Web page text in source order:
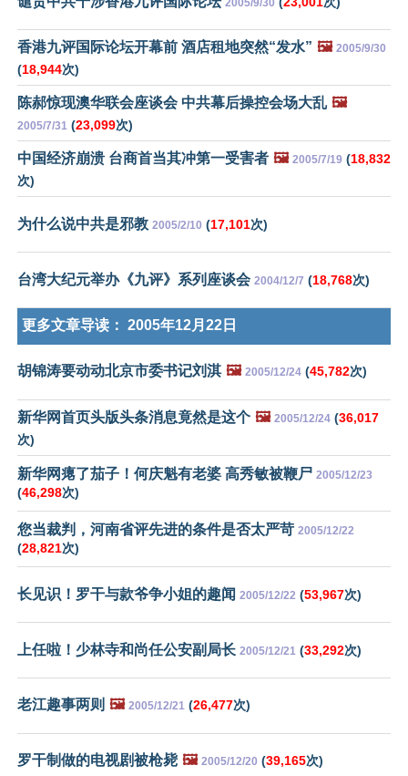
香港九评国际论坛开幕前 酒店租地突然“发水” 🖼️ 2005/9/30
(18,944次)
陈郝惊现澳华联会座谈会 中共幕后操控会场大乱 🖼️
2005/7/31 (23,099次)
中国经济崩溃 台商首当其冲第一受害者 🖼️ 2005/7/19 (18,832
次)
为什么说中共是邪教 2005/2/10 (17,101次)
台湾大纪元举办《九评》系列座谈会 2004/12/7 (18,768次)
更多文章导读： 2005年12月22日
胡锦涛要动动北京市委书记刘淇 🖼️ 2005/12/24 (45,782次)
新华网首页头版头条消息竟然是这个 🖼️ 2005/12/24 (36,017
次)
新华网瘪了茄子！何庆魁有老婆 高秀敏被鞭尸 2005/12/23
(46,298次)
您当裁判，河南省评先进的条件是否太严苛 2005/12/22
(28,821次)
长见识！罗干与款爷争小姐的趣闻 2005/12/22 (53,967次)
上任啦！少林寺和尚任公安副局长 2005/12/21 (33,292次)
老江趣事两则 🖼️ 2005/12/21 (26,477次)
罗干制做的电视剧被枪毙 🖼️ 2005/12/20 (39,165次)